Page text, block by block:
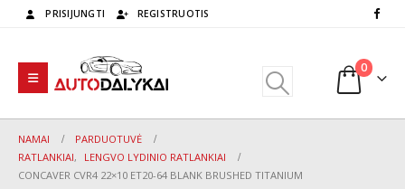
PRISIJUNGTI REGISTRUOTIS
0
NAMAI
PARDUOTUVĖ
RATLANKIAI,
LENGVO LYDINIO RATLANKIAI
CONCAVER CVR4 22×10 ET20-64 BLANK BRUSHED TITANIUM